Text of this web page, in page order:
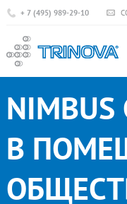
+ 7 (495) 989-29-10
В